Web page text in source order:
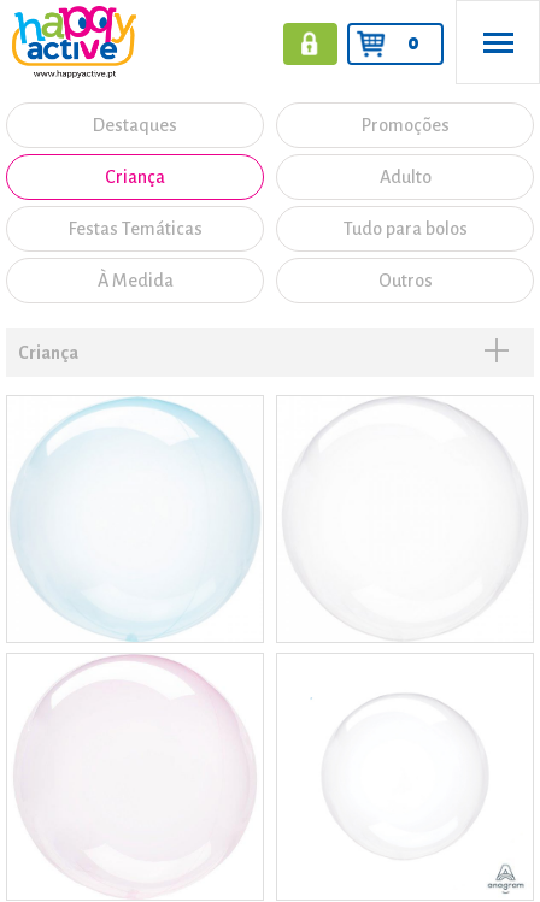
0
Destaques Promoções
Criança Adulto
Festas Temáticas Tudo para bolos
À Medida Outros
Criança